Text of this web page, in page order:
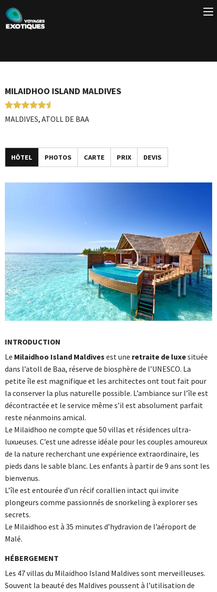
MILAIDHOO ISLAND MALDIVES
MALDIVES, ATOLL DE BAA
HÔTEL PHOTOS CARTE PRIX DEVIS
INTRODUCTION
Le Milaidhoo Island Maldives est une retraite de luxesituée
dans l’atoll de Baa, réserve de biosphère de l’UNESCO. La
petite île est magnifique et les architectes ont tout fait pour
la conserver la plus naturelle possible. L’ambiance sur l’île est
décontractée et le service même s’il est absolument parfait
reste néanmoins amical.
Le Milaidhoo ne compte que 50 villas et résidences ultra-
luxueuses. C’est une adresse idéale pour les couples amoureux
de la nature recherchant une expérience extraordinaire, les
pieds dans le sable blanc. Les enfants à partir de 9 ans sont les
bienvenus.
L’île est entourée d’un récif corallien intact qui invite
plongeurs comme passionnés de snorkeling à explorer ses
secrets.
Le Milaidhoo est à 35 minutes d’hydravion de l’aéroport de
Malé.
HÉBERGEMENT
Les 47 villas du Milaidhoo Island Maldives sont merveilleuses.
Souvent la beauté des Maldives poussent à l’utilisation de